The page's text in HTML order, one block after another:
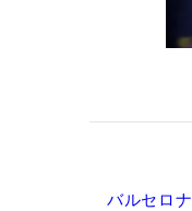
バルセロナ